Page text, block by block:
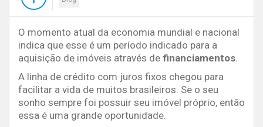
O momento atual da economia mundial e nacional
indica que esse é um período indicado para a
aquisição de imóveis através de financiamentos
A linha de crédito com juros fixos chegou para
facilitar a vida de muitos brasileiros. Se o seu
sonho sempre foi possuir seu imóvel próprio, então
essa é uma grande oportunidade.